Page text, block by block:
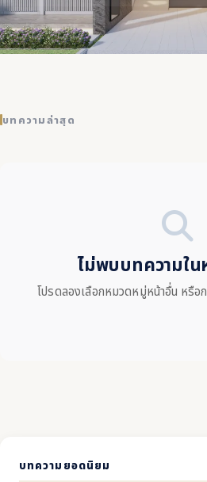
บทความล่าสุด
ไม่พบบทความใ
โปรดลองเลือกหมวดหมู่หน้าอื่น หรือ
บทความยอดนิยม